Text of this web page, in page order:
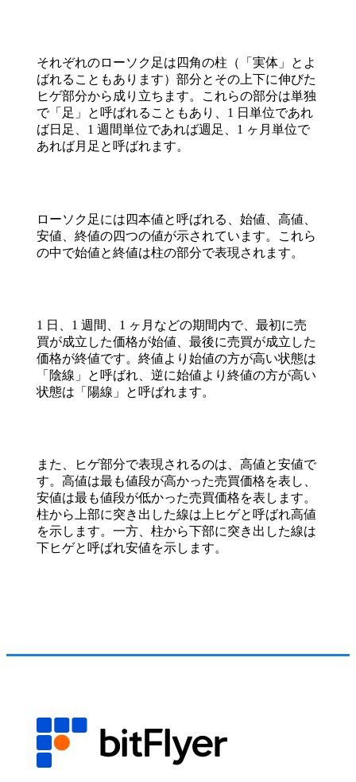
それぞれのローソク足は四角の柱（「実体」とよ
ばれることもあります）部分とその上下に伸びた
ヒゲ部分から成り立ちます。これらの部分は単独
で「足」と呼ばれることもあり、1 日単位であれ
ば日足、1 週間単位であれば週足、1 ヶ月単位で
あれば月足と呼ばれます。
ローソク足には四本値と呼ばれる、始値、高値、
安値、終値の四つの値が示されています。これら
の中で始値と終値は柱の部分で表現されます。
1 日、1 週間、1 ヶ月などの期間内で、最初に売
買が成立した価格が始値、最後に売買が成立した
価格が終値です。終値より始値の方が高い状態は
「陰線」と呼ばれ、逆に始値より終値の方が高い
状態は「陽線」と呼ばれます。
また、ヒゲ部分で表現されるのは、高値と安値で
す。高値は最も値段が高かった売買価格を表し、
安値は最も値段が低かった売買価格を表します。
柱から上部に突き出した線は上ヒゲと呼ばれ高値
を示します。一方、柱から下部に突き出した線は
下ヒゲと呼ばれ安値を示します。